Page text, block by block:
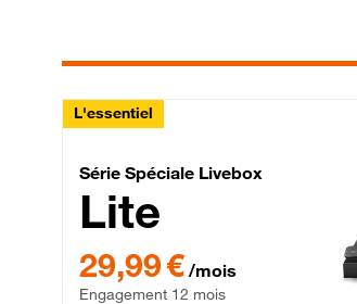
L'essentiel
Série Spéciale
Série Spéciale Livebox
Lite
29,99 € par mois , Engagement 12 mois
29,99 € /mois
Engagement 12 mois